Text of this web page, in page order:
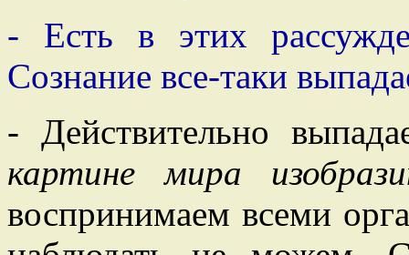
- Есть в этих
Сознание все-таки
- Действительно
картине мира
воспринимаем всеми